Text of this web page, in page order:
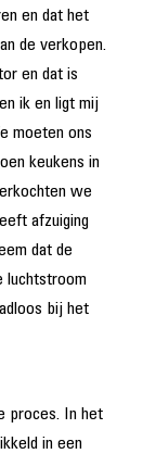
en dat het
de verkopen.
en dat is
ik en ligt mij
moeten ons
keukens in
we
afzuiging
dat de
luchtstroom
bij het
proces. In het
in een